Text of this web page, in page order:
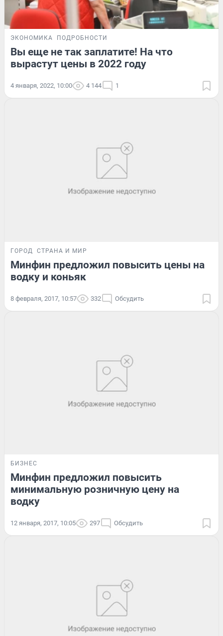
ЭКОНОМИКА ПОДРОБНОСТИ
Вы еще не так заплатите! На что
вырастут цены в 2022 году
4 января, 2022, 10:00 4 144 1
ГОРОД СТРАНА И МИР
Минфин предложил повысить цены на
водку и коньяк
8 февраля, 2017, 10:57 332 Обсудить
БИЗНЕС
Минфин предложил повысить
минимальную розничную цену на
водку
12 января, 2017, 10:05 297 Обсудить